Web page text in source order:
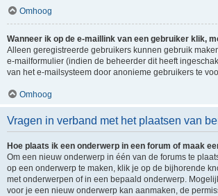
Omhoog
Wanneer ik op de e-maillink van een gebruiker klik,
Alleen geregistreerde gebruikers kunnen gebruik
e-mailformulier (indien de beheerder dit heeft
van het e-mailsysteem door anonieme gebruikers te
Omhoog
Vragen in verband met het plaatsen van
Hoe plaats ik een onderwerp in een forum of maak
Om een nieuw onderwerp in één van de forums te
op een onderwerp te maken, klik je op de bijhorende
met onderwerpen of in een bepaald onderwerp.
voor je een nieuw onderwerp kan aanmaken, de